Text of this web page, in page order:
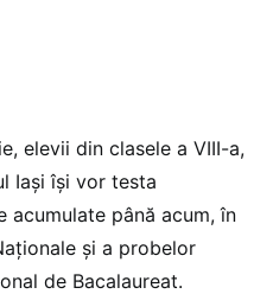
elevii din clasele a VIII-a,
Iași își vor testa
acumulate până acum, în
și a probelor
de Bacalaureat.